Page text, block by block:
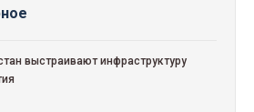
выстраивают инфраструктуру